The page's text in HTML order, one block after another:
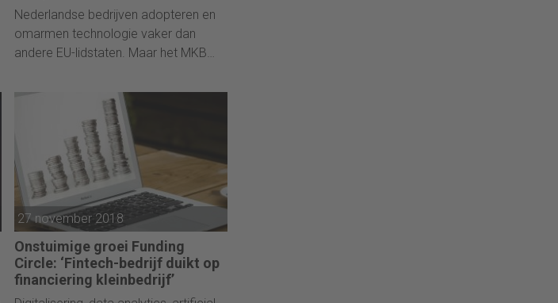
Nederlandse bedrijven adopteren en
omarmen technologie vaker dan
andere EU-lidstaten. Maar het MKB
27 november 2018
Onstuimige groei Funding
Circle: ‘Fintech-bedrijf duikt op
financiering kleinbedrijf’